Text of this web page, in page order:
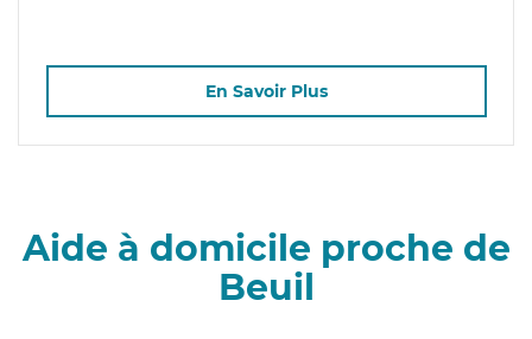
En Savoir Plus
Aide à domicile proche de
Beuil